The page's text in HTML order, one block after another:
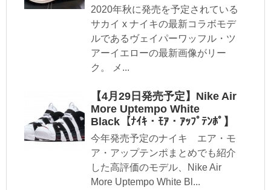
2020年秋に発売を予定されている
サカイ x ナイキの最新コラボモデ
ルであるヴェイパーワッフル・ツ
アーイエローの最新画像がリー
ク。 メ...
【4月29日発売予定】Nike Air
More Uptempo White
Black【ﾅｲｷ・ﾓｱ・ｱｯﾌﾟﾃﾝﾎﾟ】
今年発売予定のナイキ エア・モ
ア・アップテンポまとめでも紹介
した高評価のモデル、Nike Air
More Uptempo White Bl...